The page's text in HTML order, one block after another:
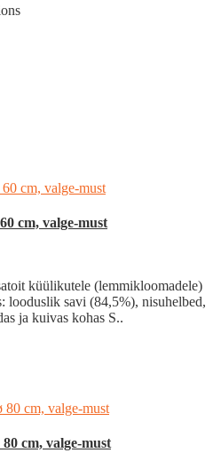
cm, valge-must
küülikutele (lemmikloomadele)
looduslik savi (84,5%), nisuhelbed,
ja kuivas kohas S..
cm, valge-must